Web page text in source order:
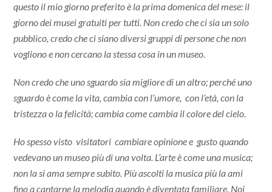
questo il mio giorno preferito è la prima domenica del mese: il
giorno dei musei gratuiti per tutti. Non credo che ci sia un solo
pubblico, credo che ci siano diversi gruppi di persone che non
vogliono e non cercano la stessa cosa in un museo.
Non credo che uno sguardo sia migliore di un altro; perché uno
sguardo è come la vita, cambia con l’umore, con l’età, con la
tristezza o la felicità; cambia come cambia il colore del cielo.
Ho spesso visto visitatori cambiare opinione e gusto quando
vedevano un museo più di una volta. L’arte è come una musica;
non la si ama sempre subito. Più ascolti la musica più la ami
fino a cantarne la melodia quando è diventata familiare. Noi